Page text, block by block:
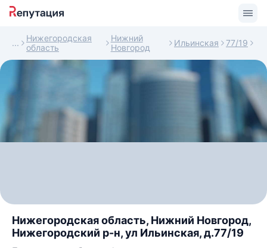
Нижегородская
область
Нижний
Новгород
Ильинская 77/19
Нижегородская область, Нижний Новгород,
Нижегородский р-н, ул Ильинская, д.77/19